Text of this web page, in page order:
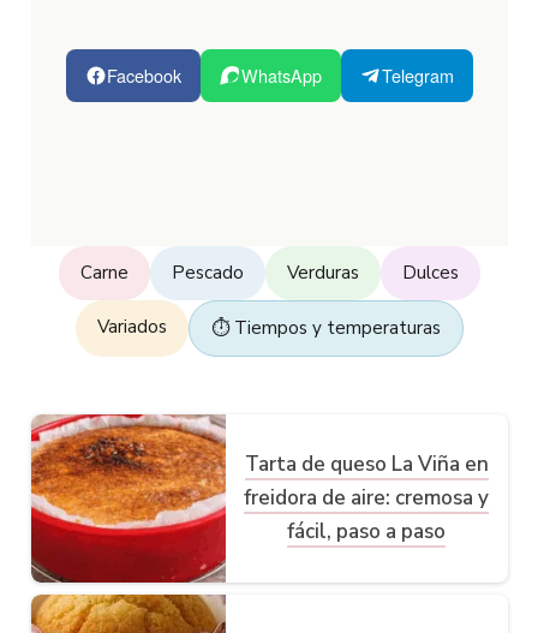
Facebook WhatsApp Telegram
Carne Pescado Verduras Dulces
Variados ⏱️ Tiempos y temperaturas
Tarta de queso La Viña en
freidora de aire: cremosa y
fácil, paso a paso